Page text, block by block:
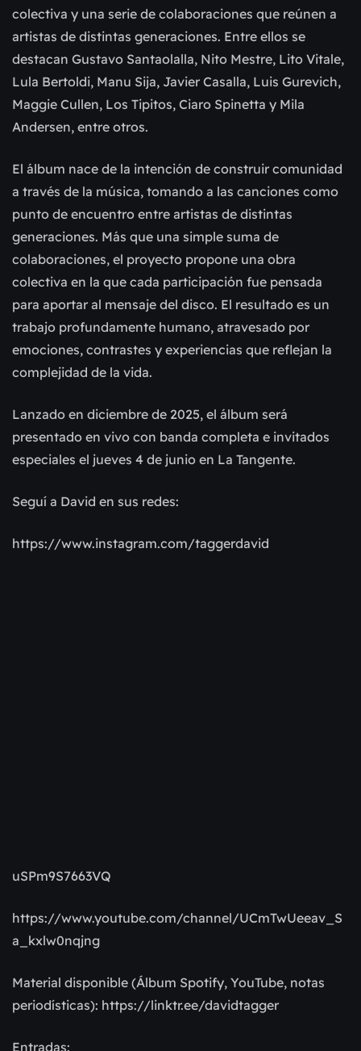
colectiva y una serie de colaboraciones que reúnen a
artistas de distintas generaciones. Entre ellos se
destacan Gustavo Santaolalla, Nito Mestre, Lito Vitale,
Lula Bertoldi, Manu Sija, Javier Casalla, Luis Gurevich,
Maggie Cullen, Los Tipitos, Ciaro Spinetta y Mila
Andersen, entre otros.
El álbum nace de la intención de construir comunidad
a través de la música, tomando a las canciones como
punto de encuentro entre artistas de distintas
generaciones. Más que una simple suma de
colaboraciones, el proyecto propone una obra
colectiva en la que cada participación fue pensada
para aportar al mensaje del disco. El resultado es un
trabajo profundamente humano, atravesado por
emociones, contrastes y experiencias que reflejan la
complejidad de la vida.
Lanzado en diciembre de 2025, el álbum será
presentado en vivo con banda completa e invitados
especiales el jueves 4 de junio en La Tangente.
Seguí a David en sus redes:
https://www.instagram.com/taggerdavid
uSPm9S7663VQ
https://www.youtube.com/channel/UCmTwUeeav_S
a_kxlw0nqjng
Material disponible (Álbum Spotify, YouTube, notas
periodísticas): https://linktr.ee/davidtagger
Entradas: